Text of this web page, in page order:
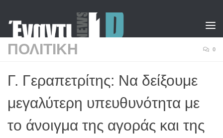
ΠΟΛΙΤΙΚΗ 0
Γ. Γεραπετρίτης: Να δείξουμε
μεγαλύτερη υπευθυνότητα με
το άνοιγμα της αγοράς και της